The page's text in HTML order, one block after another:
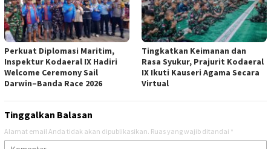
Perkuat Diplomasi Maritim,
Inspektur Kodaeral IX Hadiri
Welcome Ceremony Sail
Darwin–Banda Race 2026
Tingkatkan Keimanan dan
Rasa Syukur, Prajurit Kodaeral
IX Ikuti Kauseri Agama Secara
Virtual
Tinggalkan Balasan
Alamat email Anda tidak akan dipublikasikan. Ruas yang wajib ditandai *